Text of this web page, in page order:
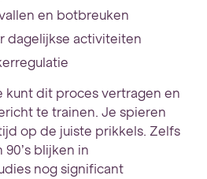
en botbreuken
dagelijkse activiteiten
kunt dit proces vertragen en
te trainen. Je spieren
op de juiste prikkels. Zelfs
90’s blijken in
nog significant